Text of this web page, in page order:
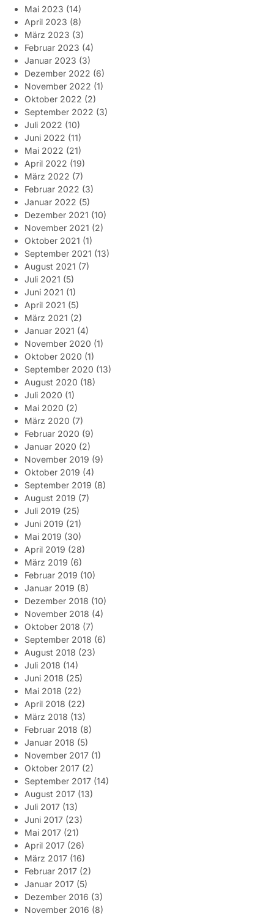
Mai 2023 (14)
April 2023 (8)
März 2023 (3)
Februar 2023 (4)
Januar 2023 (3)
Dezember 2022 (6)
November 2022 (1)
Oktober 2022 (2)
September 2022 (3)
Juli 2022 (10)
Juni 2022 (11)
Mai 2022 (21)
April 2022 (19)
März 2022 (7)
Februar 2022 (3)
Januar 2022 (5)
Dezember 2021 (10)
November 2021 (2)
Oktober 2021 (1)
September 2021 (13)
August 2021 (7)
Juli 2021 (5)
Juni 2021 (1)
April 2021 (5)
März 2021 (2)
Januar 2021 (4)
November 2020 (1)
Oktober 2020 (1)
September 2020 (13)
August 2020 (18)
Juli 2020 (1)
Mai 2020 (2)
März 2020 (7)
Februar 2020 (9)
Januar 2020 (2)
November 2019 (9)
Oktober 2019 (4)
September 2019 (8)
August 2019 (7)
Juli 2019 (25)
Juni 2019 (21)
Mai 2019 (30)
April 2019 (28)
März 2019 (6)
Februar 2019 (10)
Januar 2019 (8)
Dezember 2018 (10)
November 2018 (4)
Oktober 2018 (7)
September 2018 (6)
August 2018 (23)
Juli 2018 (14)
Juni 2018 (25)
Mai 2018 (22)
April 2018 (22)
März 2018 (13)
Februar 2018 (8)
Januar 2018 (5)
November 2017 (1)
Oktober 2017 (2)
September 2017 (14)
August 2017 (13)
Juli 2017 (13)
Juni 2017 (23)
Mai 2017 (21)
April 2017 (26)
März 2017 (16)
Februar 2017 (2)
Januar 2017 (5)
Dezember 2016 (3)
November 2016 (8)